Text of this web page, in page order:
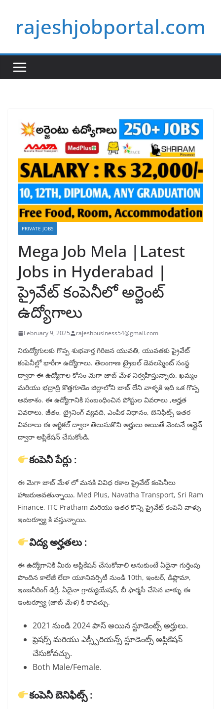
contentrajeshjobportal.com
PRIVATE JOBS
Mega Job Mela |Latest
Jobs in Hyderabad |
ప్రైవేట్ కంపెనీలో అర్జెంట్
ఉద్యోగాలు
February 9, 2025 rajeshbusiness54@gmail.com
నిరుద్యోగులకు గొప్ప శుభవార్త గిరిజన యువతి, యువతకు ప్రైవేట్
కంపెనీల్లో భారీగా ఉద్యోగాలు. తెలంగాణ ట్రైబల్ డెవలప్మెంట్ సంస్థ
ద్వారా ఈ ఉద్యోగాల కోసం మెగా జాబ్ మేళ నిర్వహిస్తున్నారు. ఖమ్మం
మరియు భద్రాద్రి కొత్తగూడెం జిల్లాలోని జాబ్ లేని వాళ్ళకి ఇది ఒక గొప్ప
అవకాశం. ఈ ఉద్యోగానికి సంబంధించిన పోస్టుల వివరాలు ,అర్హత
వివరాలు, జీతం, ట్రైనింగ్ వ్యవది, ఎంపిక విధానం, బెనిఫిట్స్ ఇతర
వివరాలు ఈ ఆర్టికల్ ద్వారా తెలుసుకొని అర్హులు అయితే వెంటనే ఆన్లైన్
ద్వారా అప్లికేషన్ చేసుకోండి.
కంపెనీ పేర్లు :
ఈ మెగా జాబ్ మేళ లో మనకి వివిధ రకాల ప్రైవేట్ కంపెనీలు
హాజరుఅవతున్నాయి. Med Plus, Navatha Transport, Sri Ram
Finance, ITC Pratham మరియు ఇతర కొన్ని ప్రైవేట్ కంపెనీ వాళ్ళు
ఇంటర్వ్యూ కి వస్తున్నాయి.
విద్య అర్హతలు :
ఈ ఉద్యోగానికి మీరు అప్లికేషన్ చేసుకోవాలి అనుకుంటే ఏదైనా గుర్తింపు
పొందిన కాలేజీ లేదా యూనివర్సిటీ నుండి 10th, ఇంటర్, డిప్లొమా,
ఇంజనీరింగ్ డిగ్రీ, ఏదైనా గ్రాడ్యుయేషన్, బీ ఫార్మసీ చేసిన వాళ్ళు ఈ
ఇంటర్వ్యూ (జాబ్ మేళ) కి రావచ్చు.
2021 నుండి 2024 పాస్ అయిన స్టూడెంట్స్ అర్హులు.
ఫ్రెషర్స్ మరియు ఎక్స్పీరియన్స్ స్టూడెంట్స్ అప్లికేషన్
చేసుకోవచ్చు.
Both Male/Female.
కంపెనీ బెనిఫిట్స్ :